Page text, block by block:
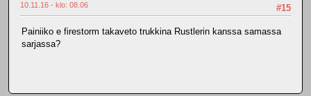
#15
10.11.16 - klo: 08.06
Painiiko e firestorm takaveto trukkina Rustlerin kanssa samassa
sarjassa?